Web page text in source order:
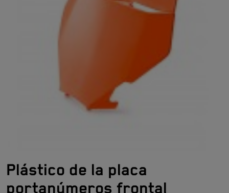
Plástico de la placa
portanúmeros frontal